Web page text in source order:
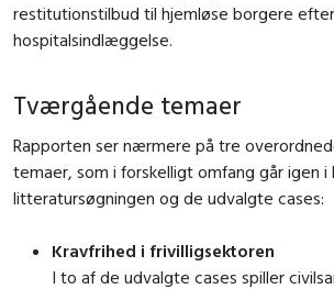
restitutionstilbud til hjemløse borgere
hospitalsindlæggelse.
Tværgående temaer
Rapporten ser nærmere på tre
temaer, som i forskelligt omfang går igen i
litteratursøgningen og de udvalgte cases:
Kravfrihed i frivilligsektoren
I to af de udvalgte cases spiller